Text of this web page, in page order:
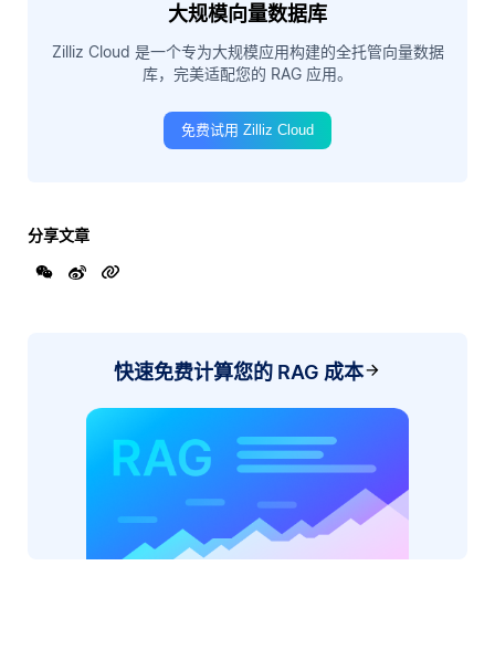
大规模向量数据库
Zilliz Cloud 是一个专为大规模应用构建的全托管向量数据
库，完美适配您的 RAG 应用。
免费试用 Zilliz Cloud
分享文章
快速免费计算您的 RAG 成本